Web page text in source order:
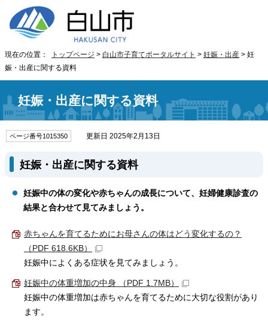
現在の位置： トップページ > 白山市子育てポータルサイト > 妊娠・出産 > 妊
娠・出産に関する資料
妊娠・出産に関する資料
ページ番号1015350 更新日 2025年2月13日
妊娠・出産に関する資料
妊娠中の体の変化や赤ちゃんの成長について、妊婦健康診査の
結果と合わせて見てみましょう。
赤ちゃんを育てるためにお母さんの体はどう変化するの？
（PDF 618.6KB）
妊娠中によくある症状を見てみましょう。
妊娠中の体重増加の中身 （PDF 1.7MB）
妊娠中の体重増加は赤ちゃんを育てるために大切な役割があり
ます。